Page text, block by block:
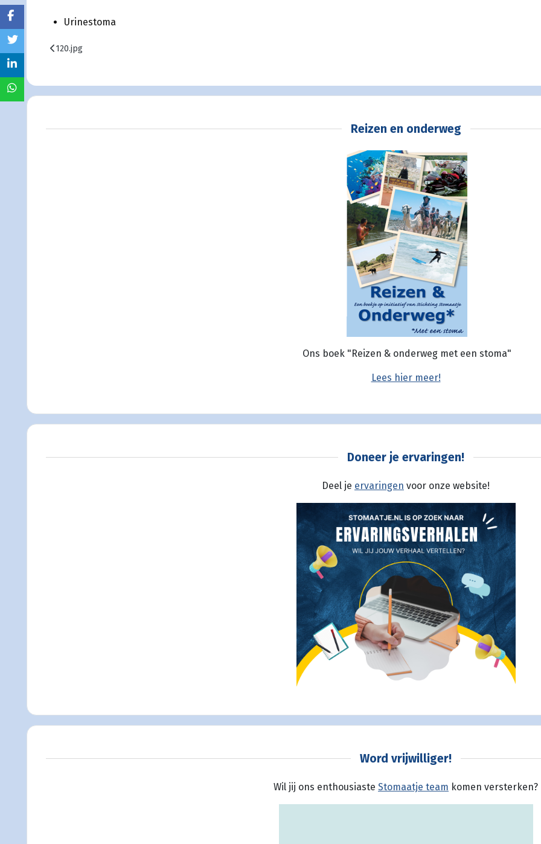
Urinestoma
Vorig artikel: 120.jpg
120.jpg
Reizen en onderweg
Ons boek "Reizen & onderweg met een stoma"
Lees hier meer!
Doneer je ervaringen!
Deel je ervaringen voor onze website!
Word vrijwilliger!
Wil jij ons enthousiaste Stomaatje team komen versterken?